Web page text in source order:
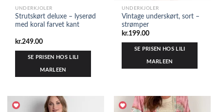
UNDERKJOLER
Strutskørt deluxe – lyserød
med koral farvet kant
kr.249.00
SE PRISEN HOS LILI
MARLEEN
UNDERKJOLER
Vintage underskørt, sort –
strømper
kr.199.00
SE PRISEN HOS LILI
MARLEEN